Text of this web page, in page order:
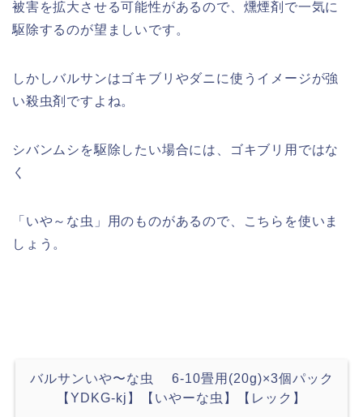
被害を拡大させる可能性があるので、燻煙剤で一気に
駆除するのが望ましいです。
しかしバルサンはゴキブリやダニに使うイメージが強
い殺虫剤ですよね。
シバンムシを駆除したい場合には、ゴキブリ用ではな
く
「いや～な虫」用のものがあるので、こちらを使いま
しょう。
バルサンいや〜な虫 6-10畳用(20g)×3個パック
【YDKG-kj】【いやーな虫】【レック】